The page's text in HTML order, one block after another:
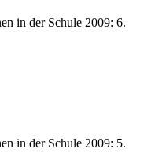
in der Schule 2009: 6.
in der Schule 2009: 5.